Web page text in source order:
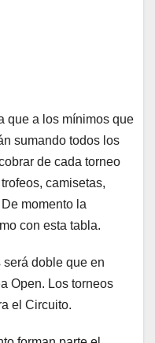
que a los mínimos que
sumando todos los
de cada torneo
camisetas,
momento la
con esta tabla.
será doble que en
Open. Los torneos
el Circuito.